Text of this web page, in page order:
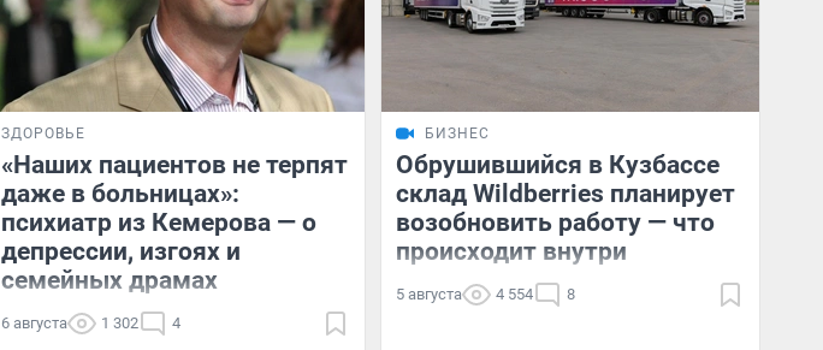
ЗДОРОВЬЕ
«Наших пациентов не терпят
даже в больницах»:
психиатр из Кемерова — о
депрессии, изгоях и
семейных драмах
6 августа 1 302 4
БИЗНЕС
Обрушившийся в Кузбассе
склад Wildberries планирует
возобновить работу — что
происходит внутри
5 августа 4 554 8